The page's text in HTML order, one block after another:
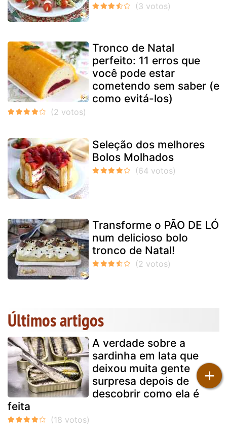
+
Tronco de Natal
perfeito: 11 erros que
você pode estar
cometendo sem saber (e
como evitá-los)
Seleção dos melhores
Bolos Molhados
Transforme o PÃO DE LÓ
num delicioso bolo
tronco de Natal!
Últimos artigos
A verdade sobre a
sardinha em lata que
deixou muita gente
surpresa depois de
descobrir como ela é
feita